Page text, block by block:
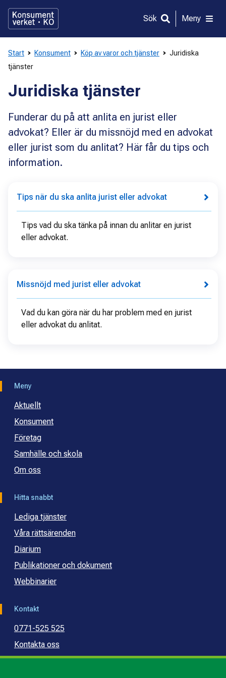
direkt
innehållet
Sök Meny
Start Konsument Köp av varor och tjänster
Juridiska
tjänster
Juridiska tjänster
Funderar du på att anlita en jurist eller
advokat? Eller är du missnöjd med en advokat
eller jurist som du anlitat? Här får du tips och
information.
Tips när du ska anlita jurist eller advokat
Tips vad du ska tänka på innan du anlitar en jurist
eller advokat.
Missnöjd med jurist eller advokat
Vad du kan göra när du har problem med en jurist
eller advokat du anlitat.
Meny
Aktuellt
Konsument
Företag
Samhälle och skola
Om oss
Hitta snabbt
Lediga tjänster
Våra rättsärenden
Diarium
Publikationer och dokument
Webbinarier
Kontakt
0771-525 525
Kontakta oss
Press